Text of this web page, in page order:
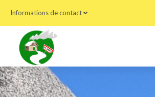
Informations de contact